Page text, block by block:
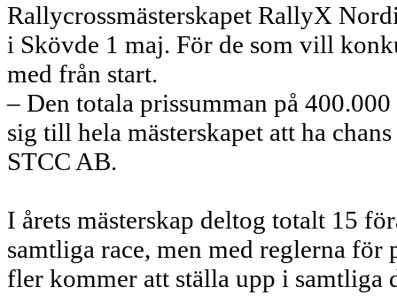
Rallycrossmästerskapet RallyX
i Skövde 1 maj. För de som vill
med från start.
– Den totala prissumman på
sig till hela mästerskapet att ha
STCC AB.
I årets mästerskap deltog totalt 15
samtliga race, men med reglerna
fler kommer att ställa upp i samtliga